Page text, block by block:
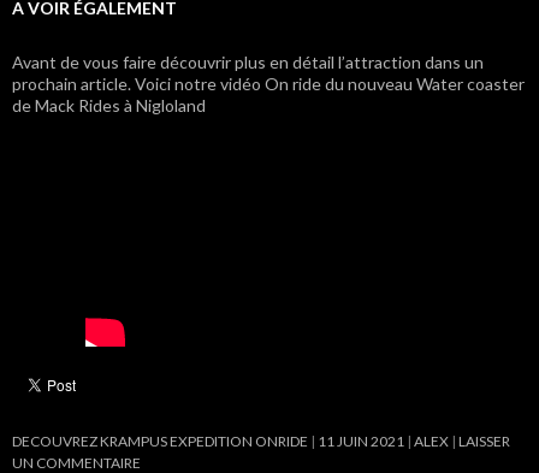
A VOIR ÉGALEMENT
Avant de vous faire découvrir plus en détail l’attraction dans un
prochain article. Voici notre vidéo On ride du nouveau Water coaster
de Mack Rides à Nigloland
DECOUVREZ KRAMPUS EXPEDITION ONRIDE 11 JUIN 2021 ALEX LAISSER
UN COMMENTAIRE